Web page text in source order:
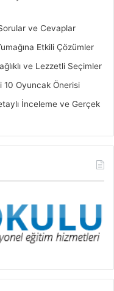
ve Cevaplar
Etkili Çözümler
ve Lezzetli Seçimler
10 Oyuncak Önerisi
İnceleme ve Gerçek